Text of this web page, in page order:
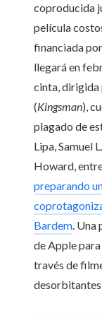
coproducida
película
financiada
llegará en
cinta,
(Kingsman),
plagado de
Lipa, Samuel
Howard,
preparando
Bardem. Una
de Apple
través de